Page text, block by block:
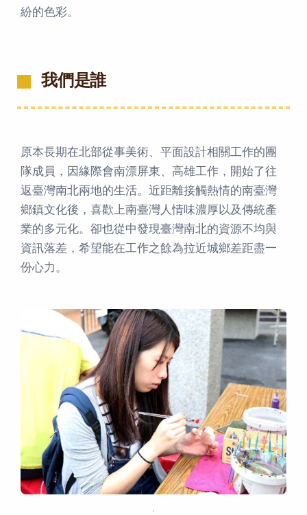
紛的色彩。
我們是誰
原本長期在北部從事美術、平面設計相關工作的團
隊成員，因緣際會南漂屏東、高雄工作，開始了往
返臺灣南北兩地的生活。近距離接觸熱情的南臺灣
鄉鎮文化後，喜歡上南臺灣人情味濃厚以及傳統產
業的多元化。卻也從中發現臺灣南北的資源不均與
資訊落差，希望能在工作之餘為拉近城鄉差距盡一
份心力。
．